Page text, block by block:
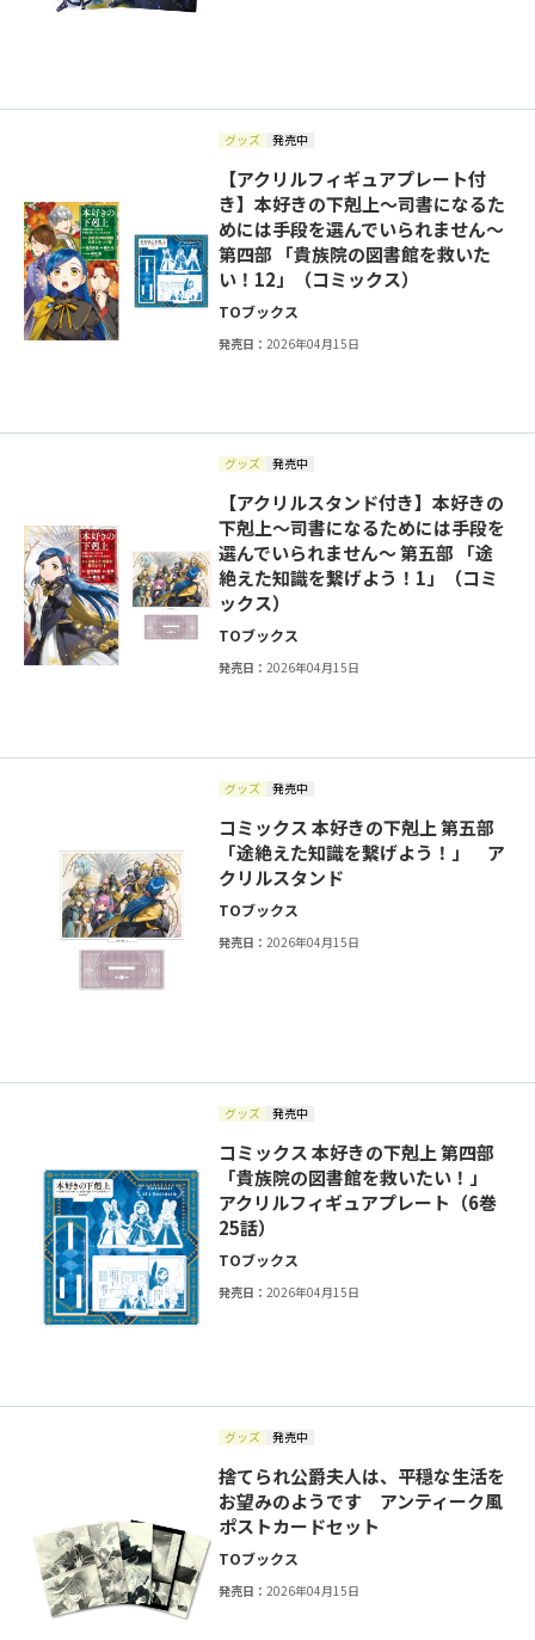
グッズ 発売中
【アクリルフィギュアプレート付
き】本好きの下剋上～司書になるた
めには手段を選んでいられません～
第四部 「貴族院の図書館を救いた
い！12」（コミックス）
TOブックス
発売日：2026年04月15日
グッズ 発売中
【アクリルスタンド付き】本好きの
下剋上～司書になるためには手段を
選んでいられません～ 第五部 「途
絶えた知識を繋げよう！1」（コミ
ックス）
TOブックス
発売日：2026年04月15日
グッズ 発売中
コミックス 本好きの下剋上 第五部
「途絶えた知識を繋げよう！」 ア
クリルスタンド
TOブックス
発売日：2026年04月15日
グッズ 発売中
コミックス 本好きの下剋上 第四部
「貴族院の図書館を救いたい！」
アクリルフィギュアプレート（6巻
25話）
TOブックス
発売日：2026年04月15日
グッズ 発売中
捨てられ公爵夫人は、平穏な生活を
お望みのようです アンティーク風
ポストカードセット
TOブックス
発売日：2026年04月15日